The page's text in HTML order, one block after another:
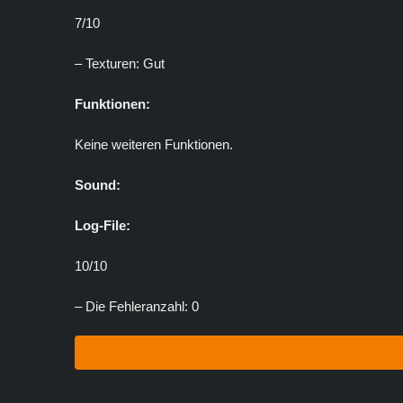
7/10
– Texturen: Gut
Funktionen:
Keine weiteren Funktionen.
Sound:
Log-File:
10/10
– Die Fehleranzahl: 0